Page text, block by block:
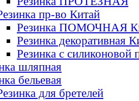
пр-во Китай
Резинка ПОМОЧНАЯ
Резинка декоративная
Резинка с силиконовой
шляпная
бельевая
для бретелей